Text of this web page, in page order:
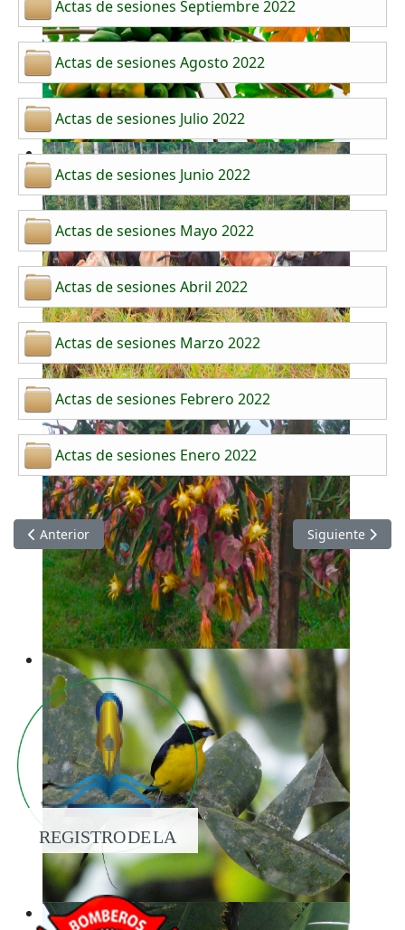
Actas de sesiones Septiembre 2022
Actas de sesiones Agosto 2022
Actas de sesiones Julio 2022
Actas de sesiones Junio 2022
Actas de sesiones Mayo 2022
Actas de sesiones Abril 2022
Actas de sesiones Marzo 2022
Actas de sesiones Febrero 2022
Actas de sesiones Enero 2022
Artículo anterior: Actas de Sesiones del Concejo Municipal
Anterior Artículo
Siguiente
REGISTRO DE LA
PROPIEDAD